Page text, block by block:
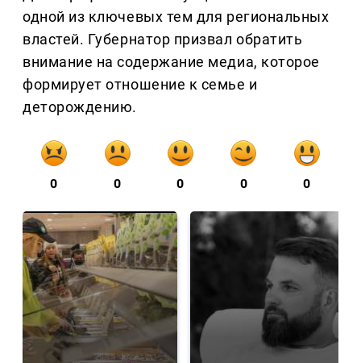
одной из ключевых тем для региональных
властей. Губернатор призвал обратить
внимание на содержание медиа, которое
формирует отношение к семье и
деторождению.
0 0 0 0 0